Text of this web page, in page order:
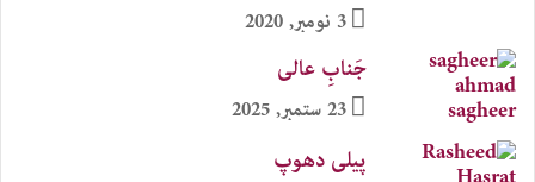
3 نومبر, 2020
جَنابِ عالی
23 ستمبر, 2025
پیلی دھوپ